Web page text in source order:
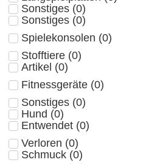
Sonstiges (0)
Sonstiges (0)
Spielekonsolen (0)
Stofftiere (0)
Artikel (0)
Fitnessgeräte (0)
Sonstiges (0)
Hund (0)
Entwendet (0)
Verloren (0)
Schmuck (0)